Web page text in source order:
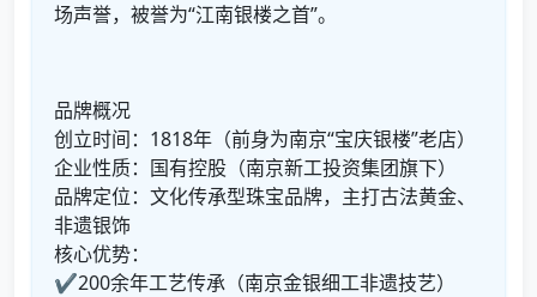
场声誉，被誉为“江南银楼之首”。
品牌概况
创立时间：1818年（前身为南京“宝庆银楼”老店）
企业性质：国有控股（南京新工投资集团旗下）
品牌定位：文化传承型珠宝品牌，主打古法黄金、
非遗银饰
核心优势：
✔200余年工艺传承（南京金银细工非遗技艺）